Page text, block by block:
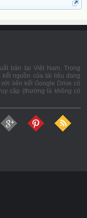
bản tại Việt Nam. Trong
nguồn của tài liệu đang
liên kết Google Drive có
cập (thường là không có